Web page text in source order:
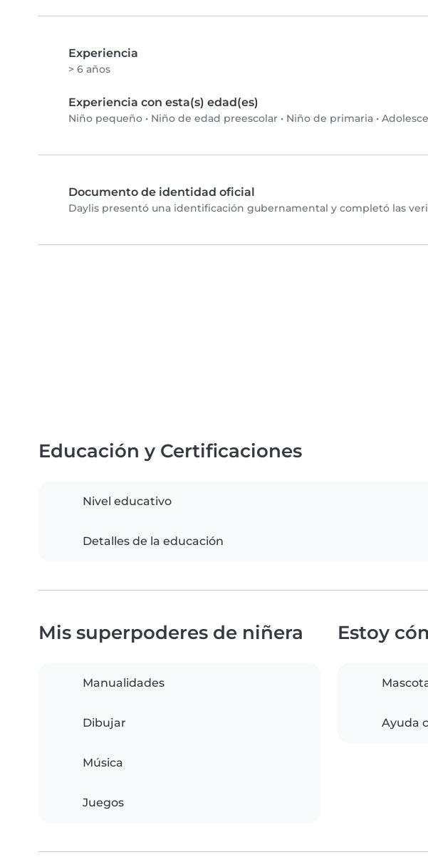
Experiencia
> 6 años
Experiencia con esta(s) edad(es)
Niño pequeño • Niño de edad preescolar • Niño de primaria •
Documento de identidad oficial
Daylis presentó una identificación gubernamental y completó las
Educación y Certificaciones
Nivel educativo
Detalles de la educación
Mis superpoderes de niñera
Manualidades
Dibujar
Música
Juegos
Estoy
Ayuda